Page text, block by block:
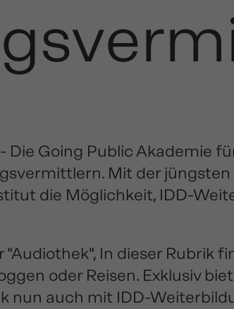
Going Public Akademie
Mit der
die Möglichkeit, IDD-
In dieser Rubrik
oder Reisen. Exklusiv
nun auch mit IDD-